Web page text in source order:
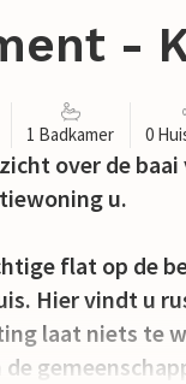
-
1 Badkamer 0
over de
u.
flat op de
Hier vindt u
laat niets te
de